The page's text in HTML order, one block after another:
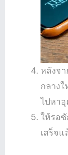
หลังจ
กลางใ
ไปหา
ให้รอ
เสร็จแ